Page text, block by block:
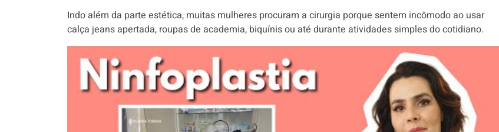
Indo além da parte estética, muitas mulheres procuram a cirurgia porque sentem incômodo ao usar
calça jeans apertada, roupas de academia, biquínis ou até durante atividades simples do cotidiano.